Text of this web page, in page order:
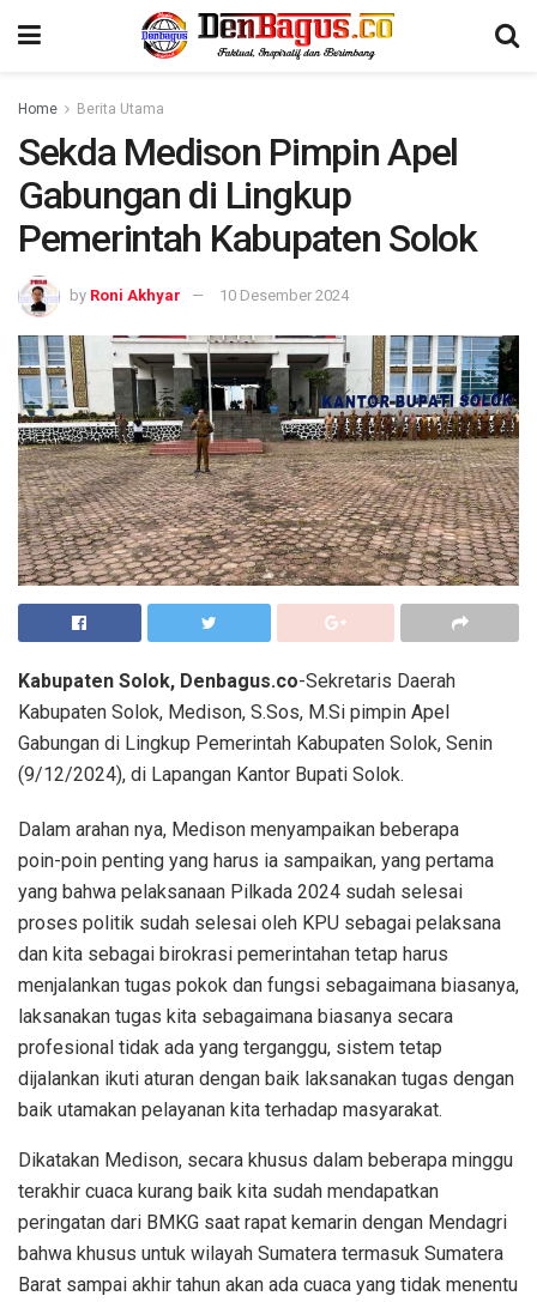
Home Berita Utama
Sekda Medison Pimpin Apel
Gabungan di Lingkup
Pemerintah Kabupaten Solok
by Roni Akhyar 10 Desember 2024
Kabupaten Solok, Denbagus.co-Sekretaris Daerah
Kabupaten Solok, Medison, S.Sos, M.Si pimpin Apel
Gabungan di Lingkup Pemerintah Kabupaten Solok, Senin
(9/12/2024), di Lapangan Kantor Bupati Solok.
Dalam arahan nya, Medison menyampaikan beberapa
poin-poin penting yang harus ia sampaikan, yang pertama
yang bahwa pelaksanaan Pilkada 2024 sudah selesai
proses politik sudah selesai oleh KPU sebagai pelaksana
dan kita sebagai birokrasi pemerintahan tetap harus
menjalankan tugas pokok dan fungsi sebagaimana biasanya,
laksanakan tugas kita sebagaimana biasanya secara
profesional tidak ada yang terganggu, sistem tetap
dijalankan ikuti aturan dengan baik laksanakan tugas dengan
baik utamakan pelayanan kita terhadap masyarakat.
Dikatakan Medison, secara khusus dalam beberapa minggu
terakhir cuaca kurang baik kita sudah mendapatkan
peringatan dari BMKG saat rapat kemarin dengan Mendagri
bahwa khusus untuk wilayah Sumatera termasuk Sumatera
Barat sampai akhir tahun akan ada cuaca yang tidak menentu